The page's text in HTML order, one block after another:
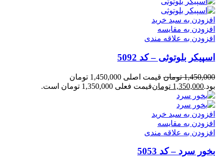
افزودن به سبد خرید
افزودن به مقایسه
افزودن به علاقه مندی
اسپیکر بلوتوثی – کد 5092
1,450,000 تومان
قیمت اصلی 1,450,000 تومان
بود.1,350,000 تومانقیمت فعلی 1,350,000 تومان است.
افزودن به سبد خرید
افزودن به مقایسه
افزودن به علاقه مندی
بخور سرد – کد 5053